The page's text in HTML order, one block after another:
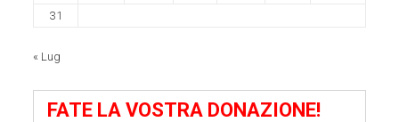
31
« Lug
FATE LA VOSTRA DONAZIONE!